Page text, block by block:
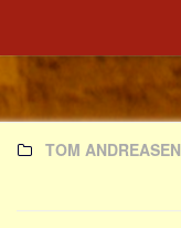
Portal
Udvandrerne.dk
Utvandrerne.no
TOM ANDREASEN